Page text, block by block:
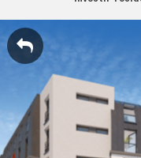
RESIDENCE
RESIDENCE
RESIDENCE